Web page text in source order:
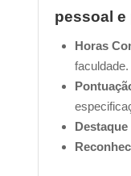
superior a
certificado.
O valor do
crédito ou
pessoal
Horas
faculdade.